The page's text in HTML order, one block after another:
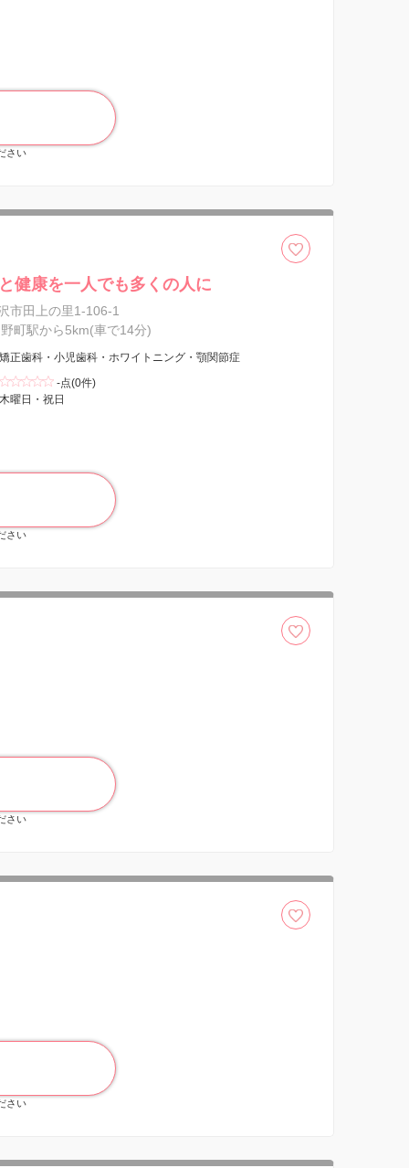
さい
健康を一人でも多くの人に
市田上の里1-106-1
町駅から5km(車で14分)
正歯科・小児歯科・ホワイトニング・顎関節症
-点(0件)
曜日・祝日
さい
さい
さい